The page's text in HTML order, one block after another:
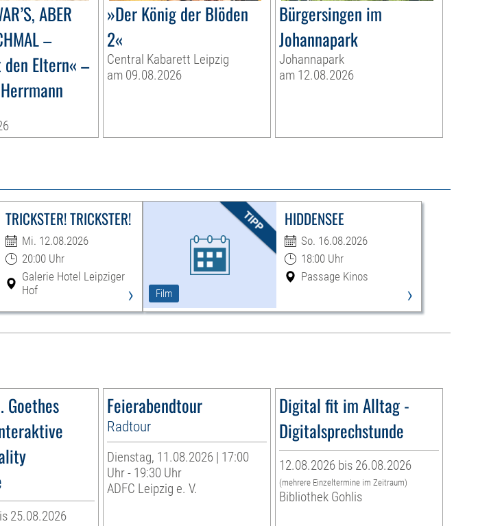
ABER
–
Eltern« –
»Der König der Blöden
2«
Central Kabarett Leipzig
am 09.08.2026
Bürgersingen im
Johannapark
Johannapark
am 12.08.2026
TRICKSTER! TRICKSTER!
Mi. 12.08.2026
20:00 Uhr
Galerie Hotel Leipziger
Hof
› Film
HIDDENSEE
So. 16.08.2026
18:00 Uhr
Passage Kinos
›
Goethes
25.08.2026
Feierabendtour
Radtour
Dienstag, 11.08.2026 | 17:00
Uhr - 19:30 Uhr
ADFC Leipzig e. V.
Digital fit im Alltag -
Digitalsprechstunde
12.08.2026 bis 26.08.2026
(mehrere Einzeltermine im Zeitraum)
Bibliothek Gohlis